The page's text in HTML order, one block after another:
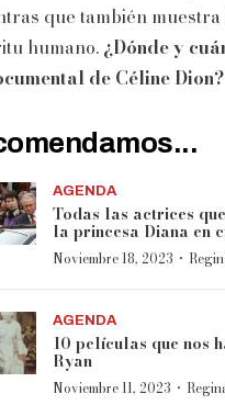
que también
humano. ¿Dónde y
de Céline Dion?
AGENDA
Todas las actrices
la princesa Diana en
Noviembre 18, 2023 ·
AGENDA
10 películas que nos
Ryan
Noviembre 11, 2023 ·